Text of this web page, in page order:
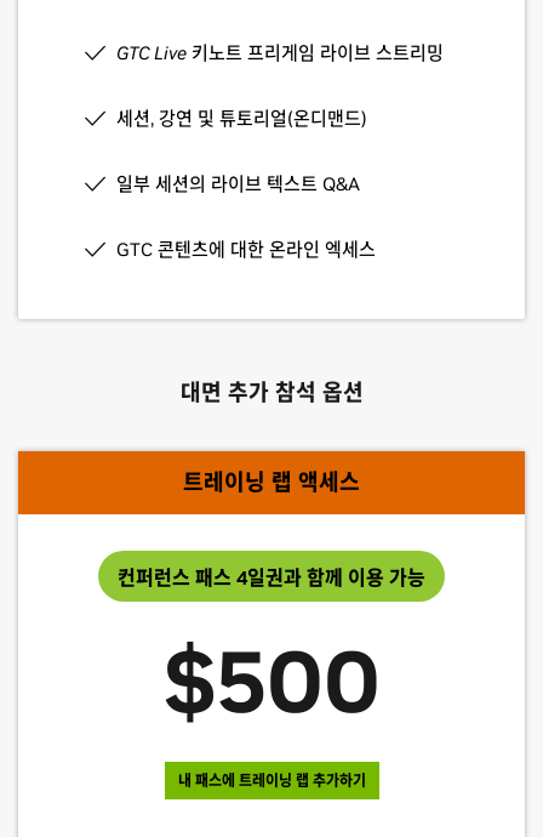
GTC Live 키노트 프리게임 라이브 스트리밍
세션, 강연 및 튜토리얼(온디맨드)
일부 세션의 라이브 텍스트 Q&A
GTC 콘텐츠에 대한 온라인 엑세스
대면 추가 참석 옵션
트레이닝 랩 액세스
컨퍼런스 패스 4일권과 함께 이용 가능
$500
내 패스에 트레이닝 랩 추가하기